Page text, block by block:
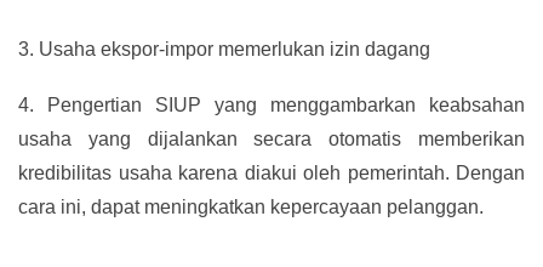
3. Usaha ekspor-impor memerlukan izin dagang
4.
Pengertian SIUP yang menggambarkan keabsahan
usaha yang dijalankan secara otomatis memberikan
kredibilitas usaha karena diakui oleh pemerintah. Dengan
cara ini, dapat meningkatkan kepercayaan pelanggan.